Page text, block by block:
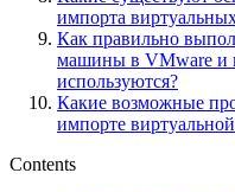
импорта
Как правильно
машины в VMware и
используются?
Какие возможные
импорте
Contents